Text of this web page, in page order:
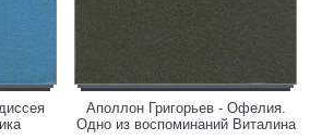
Аполлон Григорьев - Офелия.
Одно из воспоминаний Виталина